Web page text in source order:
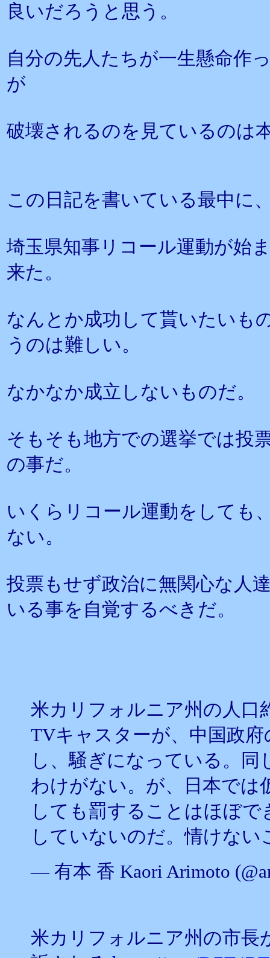
良いだろうと思う。
自分の先人たちが一生懸命作
が
破壊されるのを見ているのは
この日記を書いている最中に
埼玉県知事リコール運動が始
来た。
なんとか成功して貰いたいも
うのは難しい。
なかなか成立しないものだ。
そもそも地方での選挙では投
の事だ。
いくらリコール運動をしても
ない。
投票もせず政治に無関心な人
いる事を自覚するべきだ。
米カリフォルニア州の人口
TVキャスターが、中国政
し、騒ぎになっている。
わけがない。が、日本では
しても罰することはほぼ
していないのだ。情けない
— 有本 香 Kaori Arimoto
米カリフォルニア州の市長